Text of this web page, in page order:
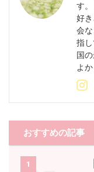
す
好
会
指
国
よ
おすすめの記事
1